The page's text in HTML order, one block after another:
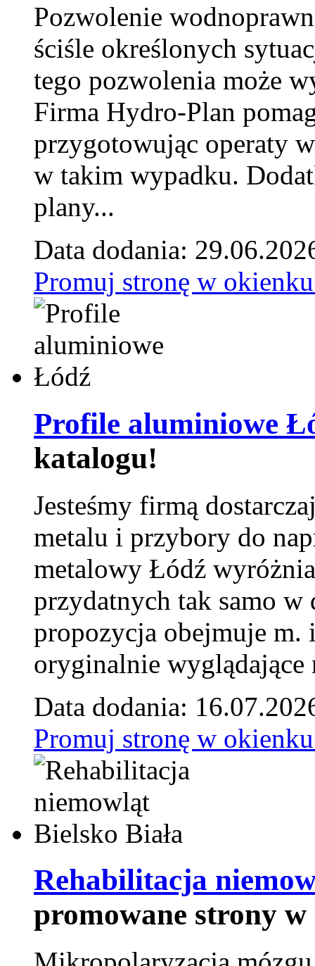
Pozwolenie
ściśle określonych
tego pozwolenia może
Firma Hydro-Plan
przygotowując operaty
w takim wypadku.
plany...
Data dodania:
Promuj stronę w
Profile aluminiowe
katalogu!
Jesteśmy firmą
metalu i przybory do
metalowy Łódź
przydatnych tak samo w
propozycja obejmuje m.
oryginalnie wyglądające
Data dodania:
Promuj stronę w
Rehabilitacja
promowane strony